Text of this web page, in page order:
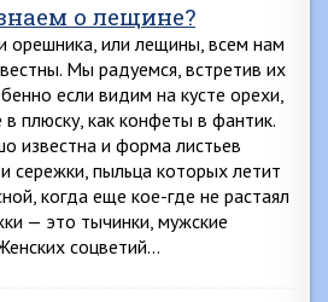
о лещине?
орешника, или лещины, всем нам
Мы радуемся, встретив их
если видим на кусте орехи,
плюску, как конфеты в фантик.
известна и форма листьев
сережки, пыльца которых летит
когда еще кое-где не растаял
— это тычинки, мужские
соцветий…